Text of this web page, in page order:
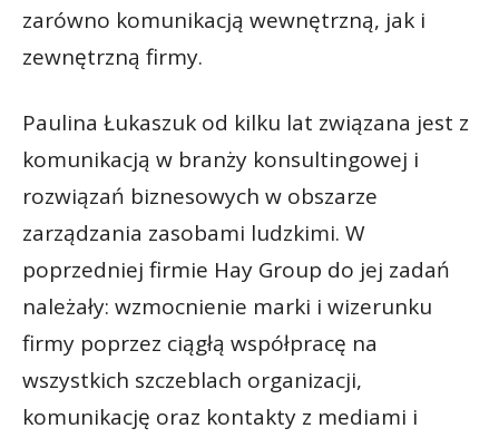
zarówno komunikacją wewnętrzną, jak i
zewnętrzną firmy.
Paulina Łukaszuk od kilku lat związana jest z
komunikacją w branży konsultingowej i
rozwiązań biznesowych w obszarze
zarządzania zasobami ludzkimi. W
poprzedniej firmie Hay Group do jej zadań
należały: wzmocnienie marki i wizerunku
firmy poprzez ciągłą współpracę na
wszystkich szczeblach organizacji,
komunikację oraz kontakty z mediami i